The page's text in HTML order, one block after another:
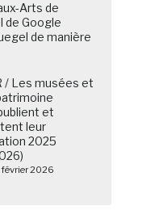
Arts de
de Google
de manière
/ Les musées et
et
leur
2025
2026